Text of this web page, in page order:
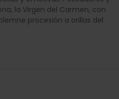
la Virgen del Carmen, con
procesión a orillas del